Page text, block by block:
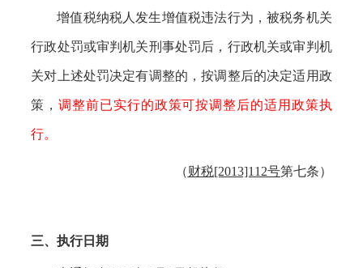
增值税纳税人发生增值税违法行为，被税务机关
行政处罚或审判机关刑事处罚后，行政机关或审判机
关对上述处罚决定有调整的，按调整后的决定适用政
策，调整前已实行的政策可按调整后的适用政策执
行。
（财税[2013]112号第七条）
三、执行日期